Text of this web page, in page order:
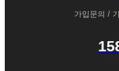
가입문의 /